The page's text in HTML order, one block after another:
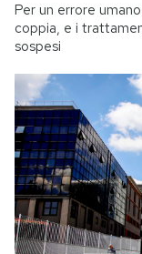
Per un errore
coppia, e i
sospesi